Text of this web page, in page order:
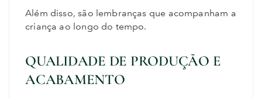
Além disso, são lembranças que acompanham a
criança ao longo do tempo.
QUALIDADE DE PRODUÇÃO E
ACABAMENTO